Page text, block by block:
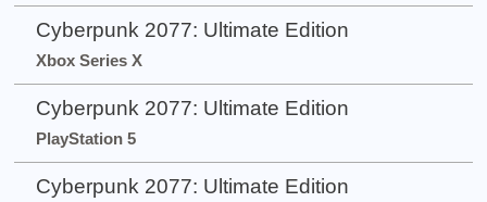
Cyberpunk 2077: Ultimate Edition
Xbox Series X
Cyberpunk 2077: Ultimate Edition
PlayStation 5
Cyberpunk 2077: Ultimate Edition